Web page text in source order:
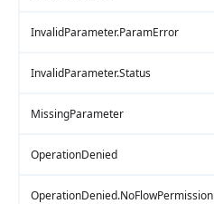
InvalidParameter.ParamError
InvalidParameter.Status
MissingParameter
OperationDenied
OperationDenied.NoFlowPermission